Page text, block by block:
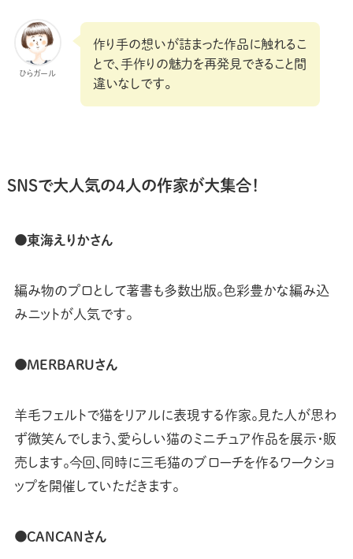
ひらガール
作り手の想いが詰まった作品に触れるこ
とで、手作りの魅力を再発見できること間
違いなしです。
SNSで大人気の4人の作家が大集合！
●東海えりかさん
編み物のプロとして著書も多数出版。色彩豊かな編み込
みニットが人気です。
●MERBARUさん
羊毛フェルトで猫をリアルに表現する作家。見た人が思わ
ず微笑んでしまう、愛らしい猫のミニチュア作品を展示・販
売します。今回、同時に三毛猫のブローチを作るワークショ
ップを開催していただきます。
●CANCANさん